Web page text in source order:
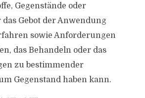
Gegenstände oder
Gebot der Anwendung
sowie Anforderungen
das Behandeln oder das
zu bestimmender
Gegenstand haben kann.